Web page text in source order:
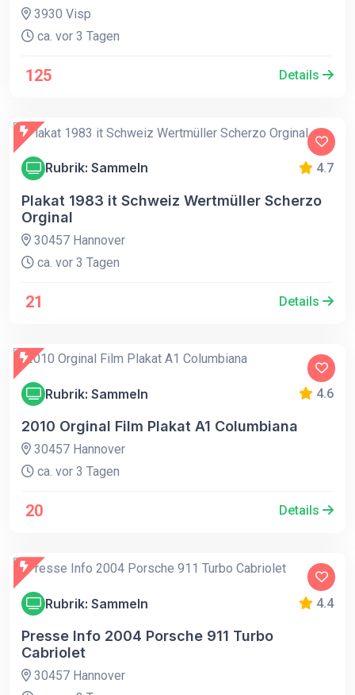
3930 Visp
ca. vor 3 Tagen
125 Details
Rubrik: Sammeln 4.7
Plakat 1983 it Schweiz Wertmüller Scherzo
Orginal
30457 Hannover
ca. vor 3 Tagen
21 Details
Rubrik: Sammeln 4.6
2010 Orginal Film Plakat A1 Columbiana
30457 Hannover
ca. vor 3 Tagen
20 Details
Rubrik: Sammeln 4.4
Presse Info 2004 Porsche 911 Turbo
Cabriolet
30457 Hannover